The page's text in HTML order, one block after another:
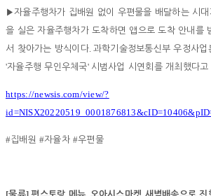
▶자율주행차가 집배원 없이 우편물을 배달하는 시
을 실은 자율주행차가 도착하면 앱으로 도착 안내를
서 찾아가는 방식이다. 과학기술정보통신부 우정사업
'자율주행 무인우체국' 시범사업 시연회를 개최했다고
https://newsis.com/view/?
#집배원#자율차#우편물